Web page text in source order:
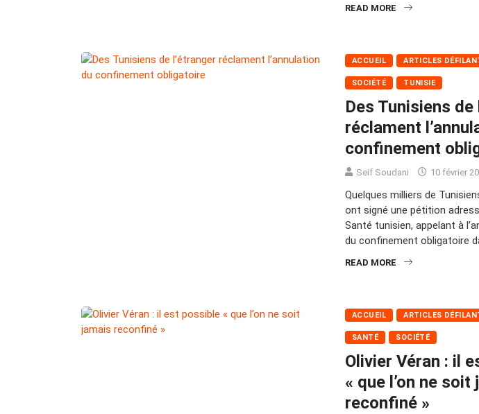
READ MORE
ACCUEIL ARTICLES
SOCIÉTÉ TUNISIE
Des Tunisiens de
réclament
confinement
Seif Soudani 10 février
Quelques milliers de
ont signé une pétition
Santé tunisien, appelant à
du confinement obligatoire
READ MORE
ACCUEIL ARTICLES
SANTÉ SOCIÉTÉ
Olivier Véran : il
« que l’on ne soit
reconfiné »